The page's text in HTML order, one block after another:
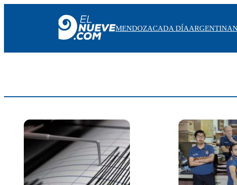
ARGENTINA
PROTAGONISTAS
EL NUEVE STREAMS
PROGRAMACIÓN
EN VIVO
MENDOZACADA DÍAARGENTINA